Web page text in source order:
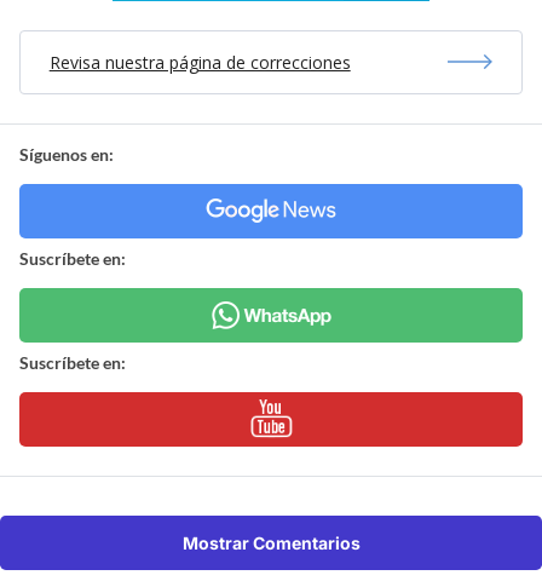
Revisa nuestra página de correcciones
Síguenos en:
Suscríbete en:
Suscríbete en:
Mostrar Comentarios